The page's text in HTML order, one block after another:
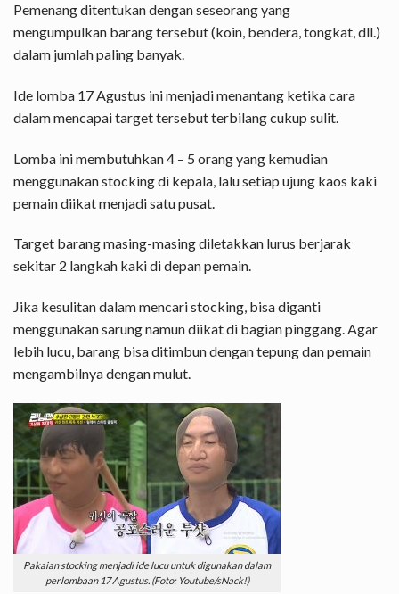
Pemenang ditentukan dengan seseorang yang
mengumpulkan barang tersebut (koin, bendera, tongkat, dll.)
dalam jumlah paling banyak.
Ide lomba 17 Agustus ini menjadi menantang ketika cara
dalam mencapai target tersebut terbilang cukup sulit.
Lomba ini membutuhkan 4 – 5 orang yang kemudian
menggunakan stocking di kepala, lalu setiap ujung kaos kaki
pemain diikat menjadi satu pusat.
Target barang masing-masing diletakkan lurus berjarak
sekitar 2 langkah kaki di depan pemain.
Jika kesulitan dalam mencari stocking, bisa diganti
menggunakan sarung namun diikat di bagian pinggang. Agar
lebih lucu, barang bisa ditimbun dengan tepung dan pemain
mengambilnya dengan mulut.
Pakaian stocking menjadi ide lucu untuk digunakan dalam
perlombaan 17 Agustus. (Foto: Youtube/sNack!)